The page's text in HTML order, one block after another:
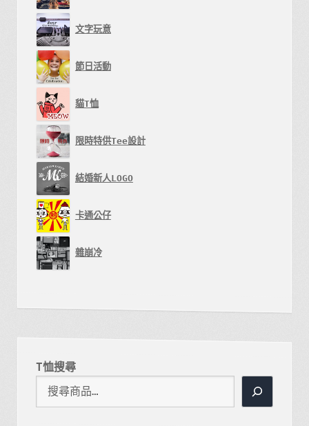
文字玩意
節日活動
貓T恤
限時特供Tee設計
結婚新人LOGO
卡通公仔
雜崩冷
T恤搜尋